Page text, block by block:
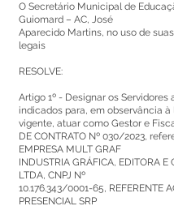
O Secretário Municipal de
Guiomard – AC, José
Aparecido Martins, no uso de
legais
RESOLVE:
Artigo 1º - Designar os Servidores
indicados para, em observância
vigente, atuar como Gestor e
DE CONTRATO Nº 030/2023,
EMPRESA MULT GRAF
INDUSTRIA GRÁFICA, EDITORA E
LTDA, CNPJ Nº
10.176.343/0001-65, REFERENTE
PRESENCIAL SRP